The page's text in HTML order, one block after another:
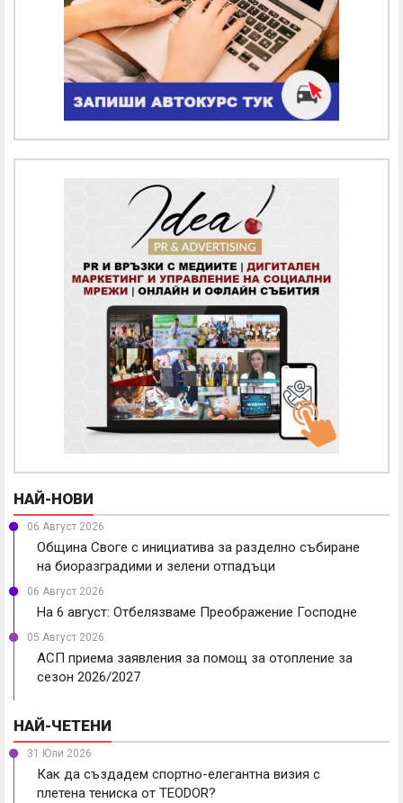
НАЙ-НОВИ
06 Август 2026
Община Своге с инициатива за разделно събиране
на биоразградими и зелени отпадъци
06 Август 2026
На 6 август: Отбелязваме Преображение Господне
05 Август 2026
АСП приема заявления за помощ за отопление за
сезон 2026/2027
НАЙ-ЧЕТЕНИ
31 Юли 2026
Как да създадем спортно-елегантна визия с
плетена тениска от TEODOR?